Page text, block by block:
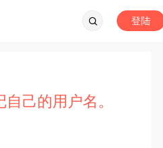
登陆
己的用户名。